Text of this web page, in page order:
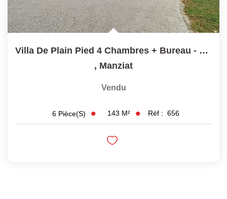
Villa De Plain Pied 4 Chambres + Bureau - 01570 MANZIAT
, Manziat
Vendu
6 Pièce(s) 143 M² Réf : 656